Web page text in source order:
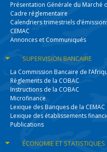
Présentation Générale du Marché
Cadre réglementaire
Calendriers trimestriels
CEMAC
Annonces et Communiqués
SUPERVISIONBANCAIRE
La Commission Bancaire de
Règlements de la COBAC
Instructions de la COBAC
Microfinance
Lexique des Banques de la CEMAC
Lexique des établissements
Publications
ÉCONOMIEET STATISTIQUES